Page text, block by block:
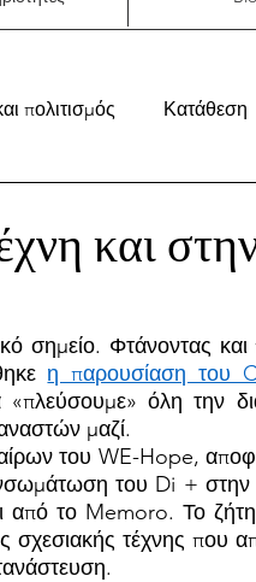
πολιτισμός Κατάθεση
και
σημείο. Φτάνοντας
η παρουσίαση του
όλη την
μαζί.
του WE-Hope,
του Di + στην
από το Memoro. Το
σχεσιακής τέχνης που